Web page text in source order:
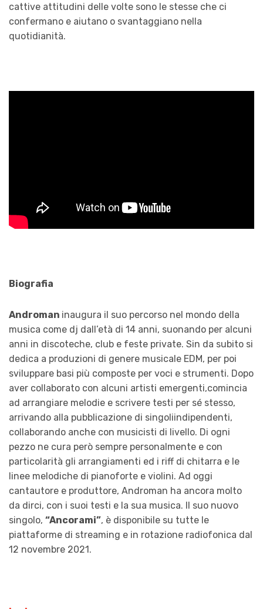
cattive attitudini delle volte sono le stesse che ci
confermano e aiutano o svantaggiano nella
quotidianità.
Biografia
Androman inaugura il suo percorso nel mondo della
musica come dj dall’età di 14 anni, suonando per alcuni
anni in discoteche, club e feste private. Sin da subito si
dedica a produzioni di genere musicale EDM, per poi
sviluppare basi più composte per voci e strumenti. Dopo
aver collaborato con alcuni artisti emergenti,comincia
ad arrangiare melodie e scrivere testi per sé stesso,
arrivando alla pubblicazione di singoliindipendenti,
collaborando anche con musicisti di livello. Di ogni
pezzo ne cura però sempre personalmente e con
particolarità gli arrangiamenti ed i riff di chitarra e le
linee melodiche di pianoforte e violini. Ad oggi
cantautore e produttore, Androman ha ancora molto
da dirci, con i suoi testi e la sua musica. Il suo nuovo
singolo, “Ancorami”, è disponibile su tutte le
piattaforme di streaming e in rotazione radiofonica dal
12 novembre 2021.